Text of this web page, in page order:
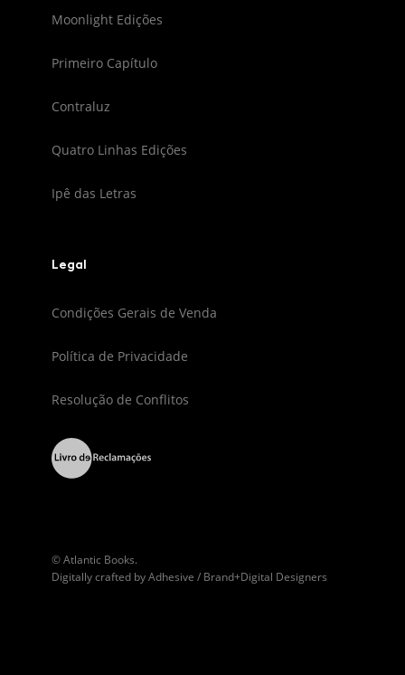
Moonlight Edições
Primeiro Capítulo
Contraluz
Quatro Linhas Edições
Ipê das Letras
Legal
Condições Gerais de Venda
Política de Privacidade
Resolução de Conflitos
© Atlantic Books.
Digitally crafted byAdhesive / Brand+Digital Designers